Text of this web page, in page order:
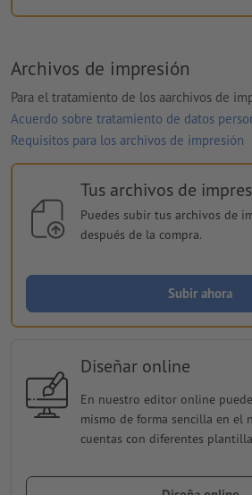
Archivos de impresión
Para el tratamiento de los aarchivos de
Acuerdo sobre tratamiento de datos
Requisitos para los archivos de impresión
Tus archivos de
Puedes subir tus archivos de
después de la compra.
Subir ahora
Diseñar online
En nuestro editor online
mismo de forma sencilla en el
cuentas con diferentes